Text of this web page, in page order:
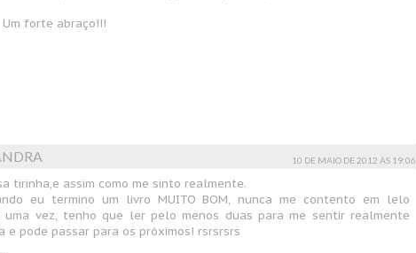
Um forte abraço!!!
10 DE MAIO DE 2012 ÀS 19:06
tirinha,e assim como me sinto realmente.
eu termino um livro MUITO BOM, nunca me contento em lelo
uma vez, tenho que ler pelo menos duas para me sentir realmente
e pode passar para os próximos! rsrsrsrs